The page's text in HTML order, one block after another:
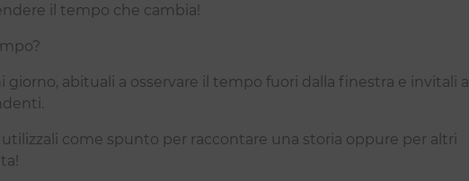
il tempo che cambia!
giorno, abituali a osservare il tempo fuori dalla finestra e invitali a
utilizzali come spunto per raccontare una storia oppure per altri